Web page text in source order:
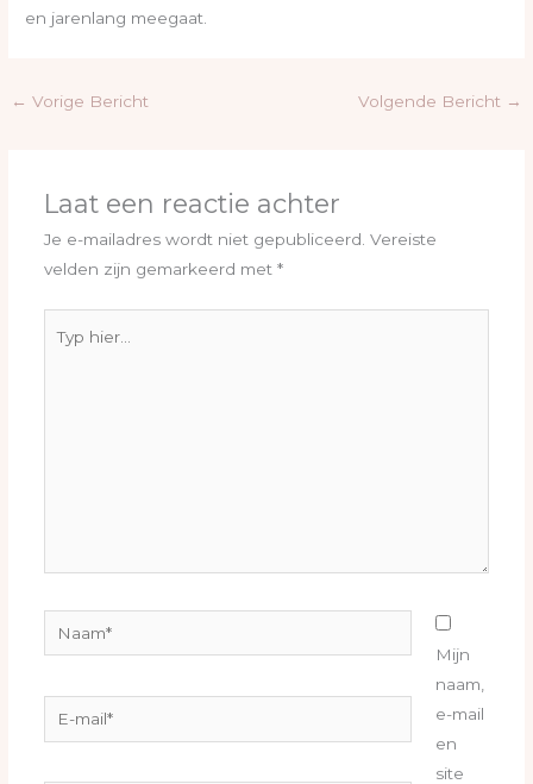
en jarenlang meegaat.
← Vorige Bericht Volgende Bericht →
Laat een reactie achter
Je e-mailadres wordt niet gepubliceerd. Vereiste
velden zijn gemarkeerd met *
hier...
mail*
Mijn
naam,
e-mail
en
site